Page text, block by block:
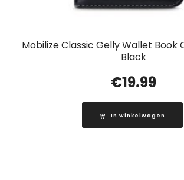
Mobilize Classic Gelly Wallet Book
Black
€19.99
In winkelwagen